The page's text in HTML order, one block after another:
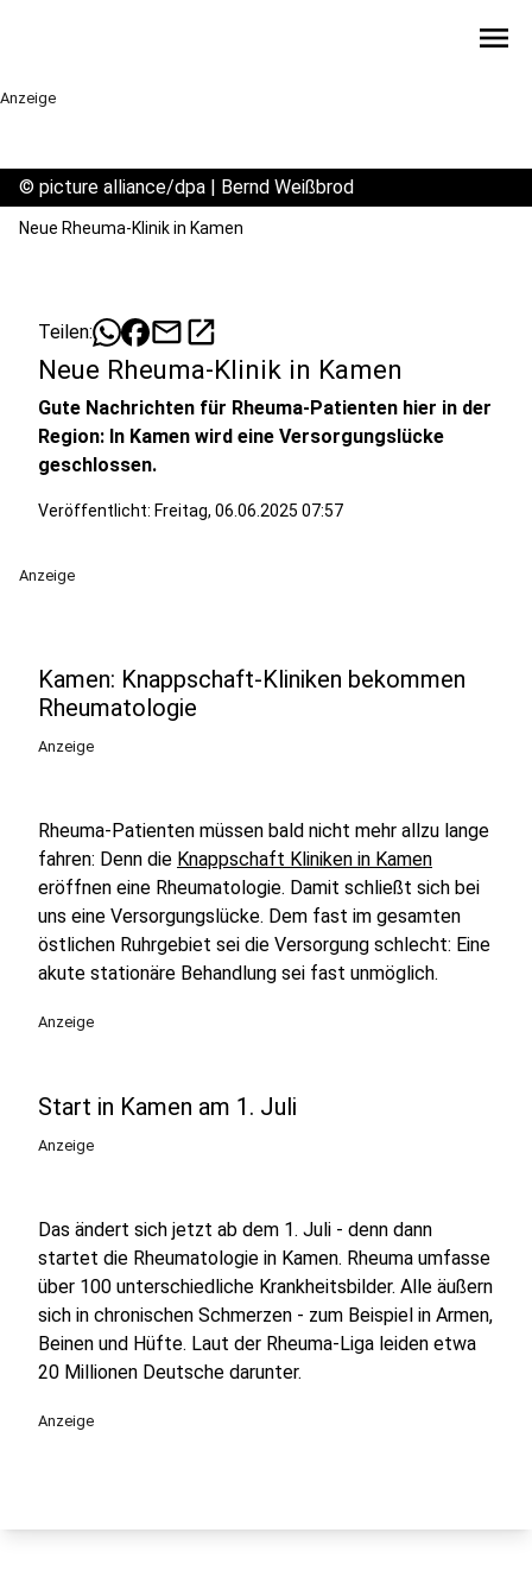
menu
Anzeige
© picture alliance/dpa | Bernd Weißbrod
Neue Rheuma-Klinik in Kamen
Teilen: mailopen_in_new
Neue Rheuma-Klinik in Kamen
Gute Nachrichten für Rheuma-Patienten hier in der
Region: In Kamen wird eine Versorgungslücke
geschlossen.
Veröffentlicht: Freitag, 06.06.2025 07:57
Anzeige
Kamen: Knappschaft-Kliniken bekommen
Rheumatologie
Anzeige
Rheuma-Patienten müssen bald nicht mehr allzu lange
fahren: Denn die Knappschaft Kliniken in Kamen
eröffnen eine Rheumatologie. Damit schließt sich bei
uns eine Versorgungslücke. Dem fast im gesamten
östlichen Ruhrgebiet sei die Versorgung schlecht: Eine
akute stationäre Behandlung sei fast unmöglich.
Anzeige
Start in Kamen am 1. Juli
Anzeige
Das ändert sich jetzt ab dem 1. Juli - denn dann
startet die Rheumatologie in Kamen. Rheuma umfasse
über 100 unterschiedliche Krankheitsbilder. Alle äußern
sich in chronischen Schmerzen - zum Beispiel in Armen,
Beinen und Hüfte. Laut der Rheuma-Liga leiden etwa
20 Millionen Deutsche darunter.
Anzeige